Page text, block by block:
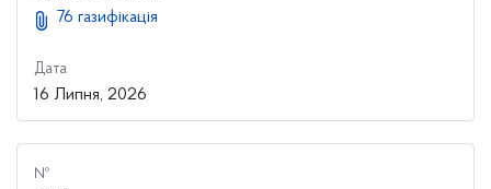
76 газифікація
Дата
16 Липня, 2026
№